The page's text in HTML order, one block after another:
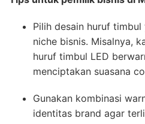
Pilih desain huruf
niche bisnis. Misalnya,
huruf timbul LED
menciptakan suasana
Gunakan kombinasi
identitas brand agar